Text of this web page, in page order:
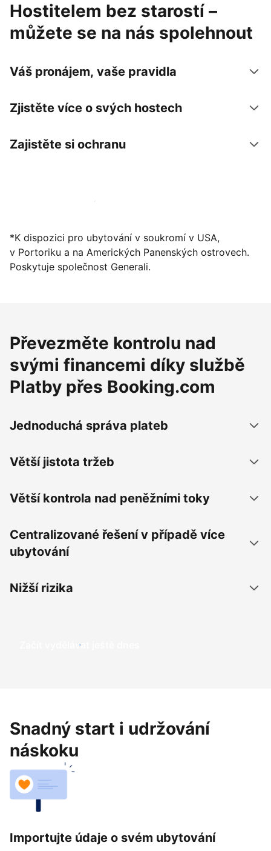
Hostitelem bez starostí –
můžete se na nás spolehnout
Váš pronájem, vaše pravidla
Zjistěte více o svých hostech
Zajistěte si ochranu
Zaregistrovat ubytování už dnes
*K dispozici pro ubytování v soukromí v USA,
v Portoriku a na Amerických Panenských ostrovech.
Poskytuje společnost Generali.
Převezměte kontrolu nad
svými financemi díky službě
Platby přes Booking.com
Jednoduchá správa plateb
Větší jistota tržeb
Větší kontrola nad peněžními toky
Centralizované řešení v případě více
ubytování
Nižší rizika
Začít vydělávat ještě dnes
Snadný start i udržování
náskoku
Importujte údaje o svém ubytování